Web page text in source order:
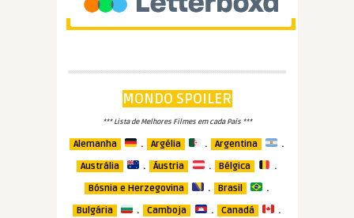
MONDO SPOILER
*** Lista de Melhores Filmes em cada País ***
Alemanha . Argélia . Argentina .
Austrália . Áustria . Bélgica .
Bósnia e Herzegovina . Brasil .
Bulgária . Camboja . Canadá .